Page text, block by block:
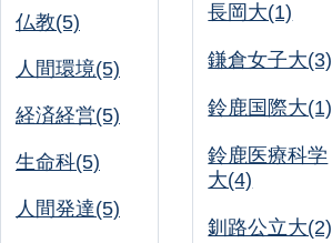
仏教(5)
人間環境(5)
経済経営(5)
生命科(5)
人間発達(5)
長岡大(1)
鎌倉女子大(3)
鈴鹿国際大(1)
鈴鹿医療科学
大(4)
釧路公立大(2)